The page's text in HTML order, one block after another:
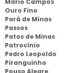
Mário Campos
Ouro Fino
Pará de Minas
Passos
Patos de Minas
Patrocínio
Pedro Leopoldo
Piranguinho
Pouso Alegre